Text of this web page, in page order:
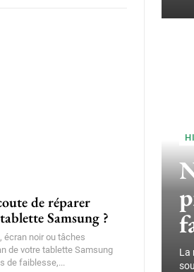
de réparer
Samsung ?
écran noir ou tâches
de votre tablette Samsung
de faiblesse,...
La